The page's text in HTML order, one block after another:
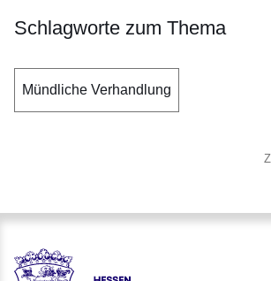
Schlagworte zum Thema
Mündliche Verhandlung